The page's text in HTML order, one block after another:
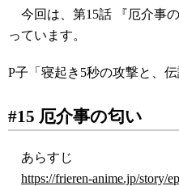
今回は、第15話 『厄介事
っています。
P子「寝起き5秒の攻撃と、
#15 厄介事の匂い
あらすじ
https://frieren-anime.jp/story/